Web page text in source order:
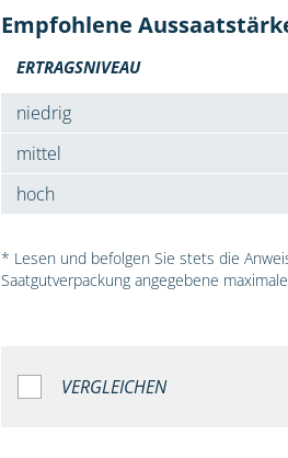
Empfohlene
ERTRAGSNIVEAU
niedrig
mittel
hoch
* Lesen und befolgen Sie stets die
Saatgutverpackung angegebene
VERGLEICHEN